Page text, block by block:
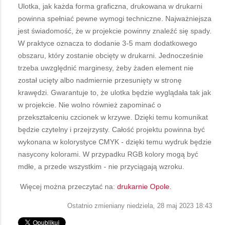
Ulotka, jak każda forma graficzna, drukowana w drukarni
powinna spełniać pewne wymogi techniczne. Najważniejsza
jest świadomość, że w projekcie powinny znaleźć się spady.
W praktyce oznacza to dodanie 3-5 mam dodatkowego
obszaru, który zostanie obcięty w drukarni. Jednocześnie
trzeba uwzględnić marginesy, żeby żaden element nie
został ucięty albo nadmiernie przesunięty w stronę
krawędzi. Gwarantuje to, że ulotka będzie wyglądała tak jak
w projekcie. Nie wolno również zapominać o
przekształceniu czcionek w krzywe. Dzięki temu komunikat
będzie czytelny i przejrzysty. Całość projektu powinna być
wykonana w kolorystyce CMYK - dzięki temu wydruk będzie
nasycony kolorami. W przypadku RGB kolory mogą być
mdłe, a przede wszystkim - nie przyciągają wzroku.
Więcej można przeczytać na: drukarnie Opole
Ostatnio zmieniany niedziela, 28 maj 2023 18:43